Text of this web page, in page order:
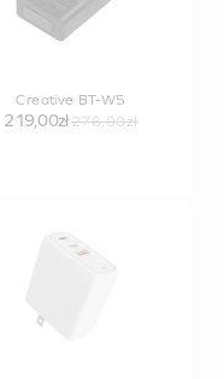
Creative BT-W5
219,00zł276,00zł